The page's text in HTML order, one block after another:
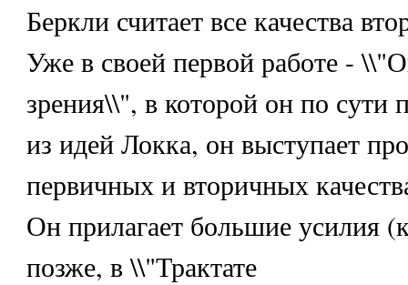
Беркли считает все качества
Уже в своей первой работе -
зрения\\", в которой он по сути
из идей Локка, он выступает
первичных и вторичных
Он прилагает большие усилия
позже, в \\"Трактате